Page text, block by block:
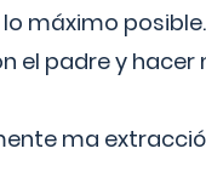
máximo
padre y hacer
ma